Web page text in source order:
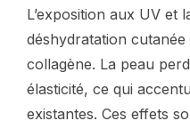
L’exposition aux UV et
déshydratation
collagène. La peau
élasticité, ce qui
existantes. Ces effets